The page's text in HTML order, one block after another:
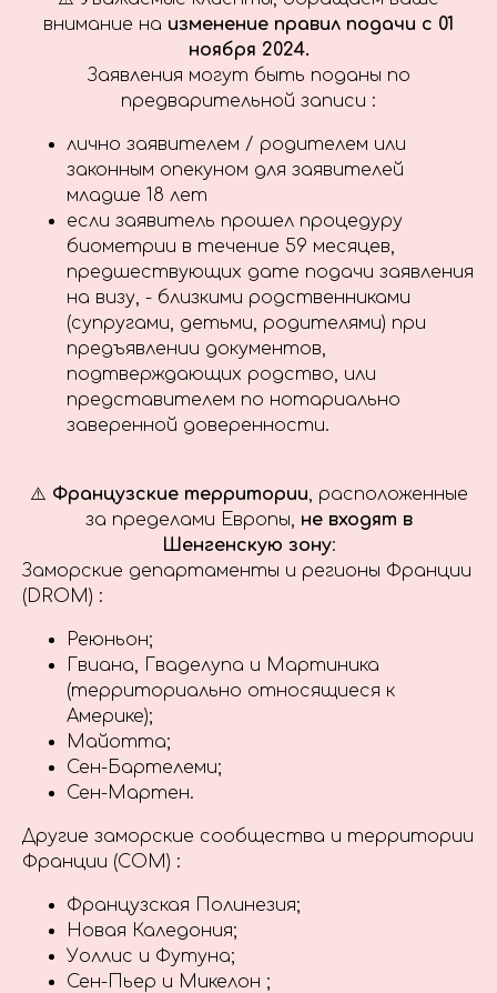
внимание на изменение правил подачи с 01
ноября 2024.
Заявления могут быть поданы по
предварительной записи :
лично заявителем / родителем или
законным опекуном для заявителей
младше 18 лет
если заявитель прошел процедуру
биометрии в течение 59 месяцев,
предшествующих дате подачи заявления
на визу, - близкими родственниками
(супругами, детьми, родителями) при
предъявлении документов,
подтверждающих родство, или
представителем по нотариально
заверенной доверенности.
⚠️ Французские территории , расположенные
за пределами Европы, не входят в
Шенгенскую зону:
Заморские департаменты и регионы Франции
(DROM) :
Реюньон;
Гвиана, Гваделупа и Мартиника
(территориально относящиеся к
Америке);
Майотта;
Сен-Бартелеми;
Сен-Мартен.
Другие заморские сообщества и территории
Франции (COM) :
Французская Полинезия;
Новая Каледония;
Уоллис и Футуна;
Сен-Пьер и Микелон ;